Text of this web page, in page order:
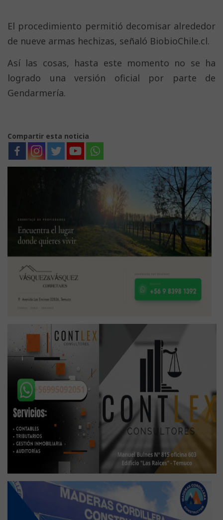
El procedimiento permitió decomisar alrededor
de nueve armas hechizas, señaló BiobioChile.cl.
Así las cosas, hasta este momento no se ha
logrado una versión oficial por parte de
Gendarmería.
Compartir esta noticia